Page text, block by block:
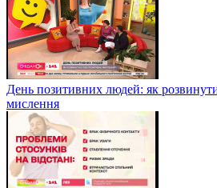
День позитивних людей: як
мислення